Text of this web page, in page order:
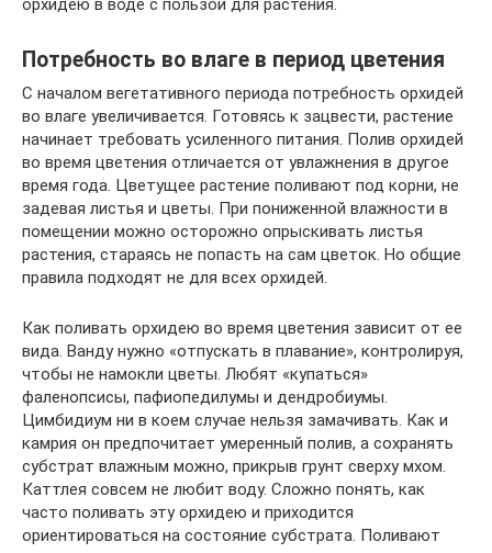
орхидею в воде с пользой для растения.
Потребность во влаге в период цветения
С началом вегетативного периода потребность орхидей
во влаге увеличивается. Готовясь к зацвести, растение
начинает требовать усиленного питания. Полив орхидей
во время цветения отличается от увлажнения в другое
время года. Цветущее растение поливают под корни, не
задевая листья и цветы. При пониженной влажности в
помещении можно осторожно опрыскивать листья
растения, стараясь не попасть на сам цветок. Но общие
правила подходят не для всех орхидей.
Как поливать орхидею во время цветения зависит от ее
вида. Ванду нужно «отпускать в плавание», контролируя,
чтобы не намокли цветы. Любят «купаться»
фаленопсисы, пафиопедилумы и дендробиумы.
Цимбидиум ни в коем случае нельзя замачивать. Как и
камрия он предпочитает умеренный полив, а сохранять
субстрат влажным можно, прикрыв грунт сверху мхом.
Каттлея совсем не любит воду. Сложно понять, как
часто поливать эту орхидею и приходится
ориентироваться на состояние субстрата. Поливают